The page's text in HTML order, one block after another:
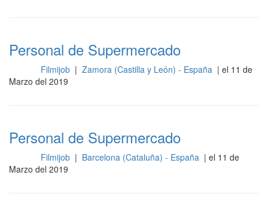
Personal de Supermercado
Filmijob | Zamora (Castilla y León) - España | el 11 de
Marzo del 2019
Personal de Supermercado
Filmijob | Barcelona (Cataluña) - España | el 11 de
Marzo del 2019